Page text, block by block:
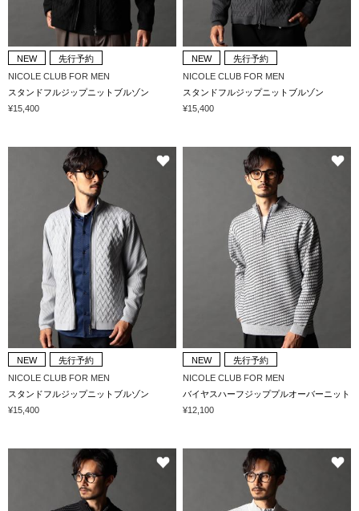
NEW
先行予約
NICOLE CLUB FOR MEN
スタンドフルジップニットブルゾン
¥15,400
NEW
先行予約
NICOLE CLUB FOR MEN
スタンドフルジップニットブルゾン
¥15,400
NEW
先行予約
NICOLE CLUB FOR MEN
スタンドフルジップニットブルゾン
¥15,400
NEW
先行予約
NICOLE CLUB FOR MEN
バイヤスハーフジッププルオーバーニット
¥12,100